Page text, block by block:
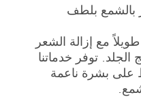
بالشمع بلطف
مع إزالة الشعر
توفر خدماتنا
على بشرة ناعمة